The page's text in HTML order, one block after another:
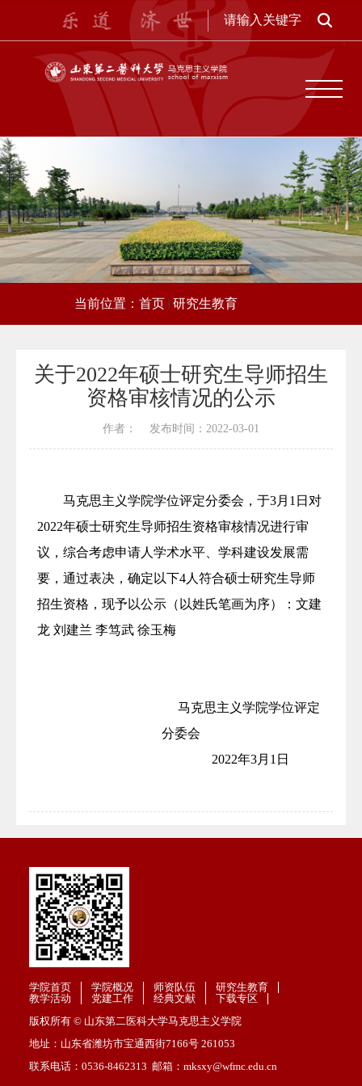
当前位置： 首页 研究生教育
关于2022年硕士研究生导师招生
资格审核情况的公示
作者： 发布时间：2022-03-01
马克思主义学院学位评定分委会，于3月1日 对
2022年硕士研究生导师招生资格审核情况进行审
议，综合考虑申请人学术水平、学科建设发展需
要，通过表决，确定以下4人符合硕士研究生导师
招生资格，现予以公示（以姓氏笔画为序）： 文建
龙 刘建兰 李笃武 徐玉梅
马克思主义学院学位评定
分委会
2022年3月1日
学院首页 学院概况 师资队伍
研究生教育
教学活动
党建工作 经典文献
下载专区
版权所有 © 山东第二医科大学马克思主义学院
地址：山东省潍坊市宝通西街7166号 261053
联系电话：0536-8462313 邮箱：mksxy@wfmc.edu.cn